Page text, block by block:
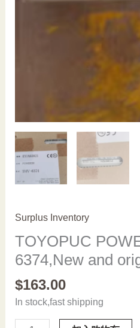
Surplus Inventory
TOYOPUC
6374,New and
$163.00
In stock,fast shipping